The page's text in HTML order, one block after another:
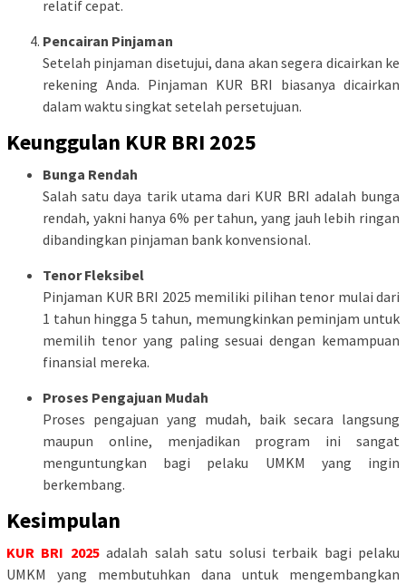
relatif cepat.
Pencairan Pinjaman
Setelah pinjaman disetujui, dana akan segera dicairkan ke
rekening Anda. Pinjaman KUR BRI biasanya dicairkan
dalam waktu singkat setelah persetujuan.
Keunggulan KUR BRI 2025
Bunga Rendah
Salah satu daya tarik utama dari KUR BRI adalah bunga
rendah, yakni hanya 6% per tahun, yang jauh lebih ringan
dibandingkan pinjaman bank konvensional.
Tenor Fleksibel
Pinjaman KUR BRI 2025 memiliki pilihan tenor mulai dari
1 tahun hingga 5 tahun, memungkinkan peminjam untuk
memilih tenor yang paling sesuai dengan kemampuan
finansial mereka.
Proses Pengajuan Mudah
Proses pengajuan yang mudah, baik secara langsung
maupun online, menjadikan program ini sangat
menguntungkan bagi pelaku UMKM yang ingin
berkembang.
Kesimpulan
KUR BRI 2025adalah salah satu solusi terbaik bagi pelaku
UMKM yang membutuhkan dana untuk mengembangkan